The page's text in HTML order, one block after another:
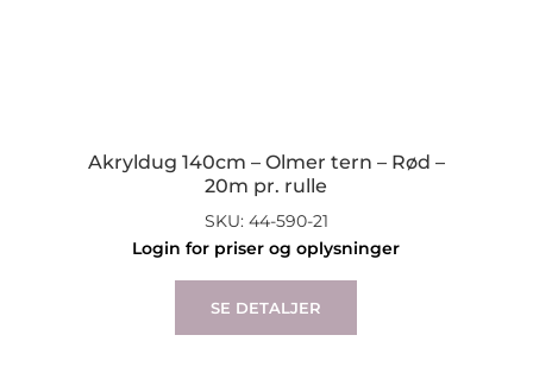
Akryldug 140cm – Olmer tern – Rød –
20m pr. rulle
SKU: 44-590-21
Login for priser og oplysninger
SE DETALJER